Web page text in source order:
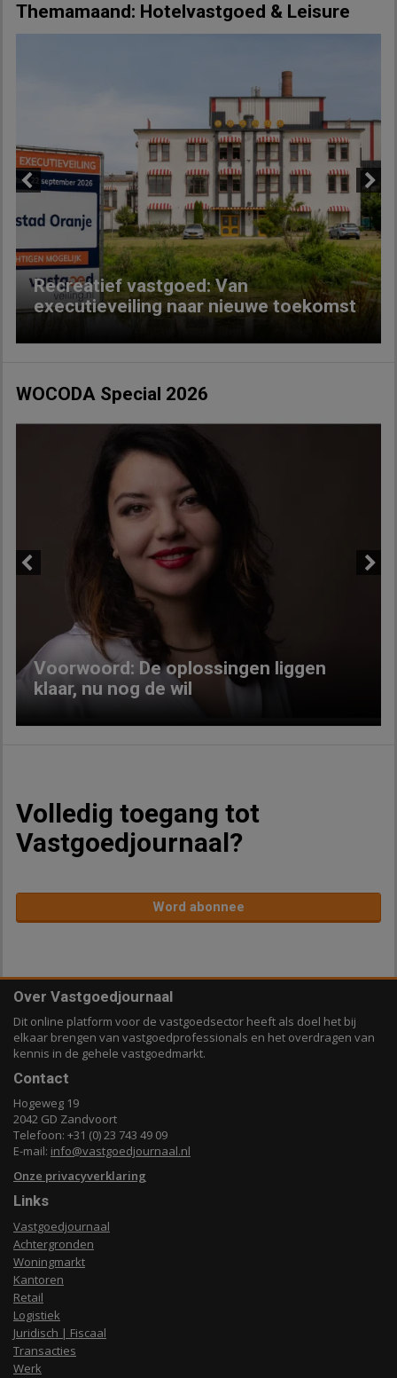
Themamaand: Hotelvastgoed & Leisure
Recreatief vastgoed: Van
executieveiling naar nieuwe toekomst
Next
WOCODA Special 2026
Voorwoord: De oplossingen liggen
klaar, nu nog de wil
Volledig toegang tot
Vastgoedjournaal?
Word abonnee
Over Vastgoedjournaal
Dit online platform voor de vastgoedsector heeft als doel het bij
elkaar brengen van vastgoedprofessionals en het overdragen van
kennis in de gehele vastgoedmarkt.
Contact
Hogeweg 19
2042 GD Zandvoort
Telefoon: +31 (0) 23 743 49 09
E-mail: info@vastgoedjournaal.nl
Onze privacyverklaring
Links
Vastgoedjournaal
Achtergronden
Woningmarkt
Kantoren
Retail
Logistiek
Juridisch | Fiscaal
Transacties
Werk